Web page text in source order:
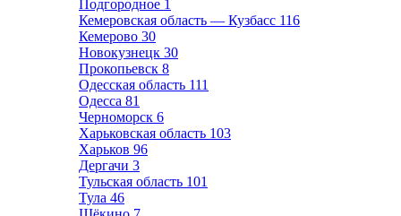
Подгородное 1
Кемеровская область — Кузбасс 116
Кемерово 30
Новокузнецк 30
Прокопьевск 8
Одесская область 111
Одесса 81
Черноморск 6
Харьковская область 103
Харьков 96
Дергачи 3
Тульская область 101
Тула 46